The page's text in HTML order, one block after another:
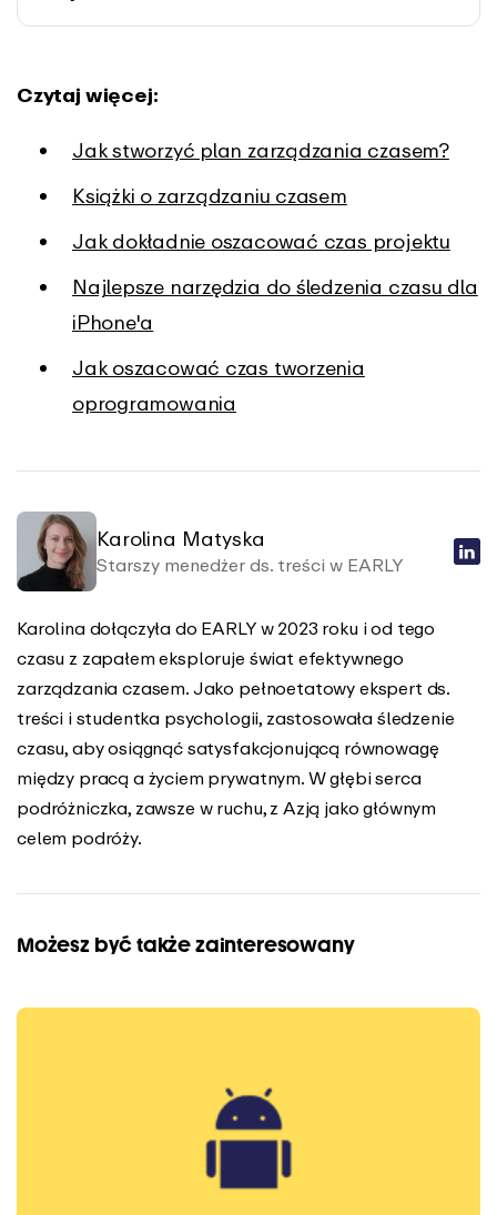
Czytaj więcej:
Jak stworzyć plan zarządzania czasem?
Książki o zarządzaniu czasem
Jak dokładnie oszacować czas projektu
Najlepsze narzędzia do śledzenia czasu dla
iPhone'a
Jak oszacować czas tworzenia
oprogramowania
Karolina Matyska
Starszy menedżer ds. treści w EARLY
Karolina dołączyła do EARLY w 2023 roku i od tego
czasu z zapałem eksploruje świat efektywnego
zarządzania czasem. Jako pełnoetatowy ekspert ds.
treści i studentka psychologii, zastosowała śledzenie
czasu, aby osiągnąć satysfakcjonującą równowagę
między pracą a życiem prywatnym. W głębi serca
podróżniczka, zawsze w ruchu, z Azją jako głównym
celem podróży.
Możesz być także zainteresowany